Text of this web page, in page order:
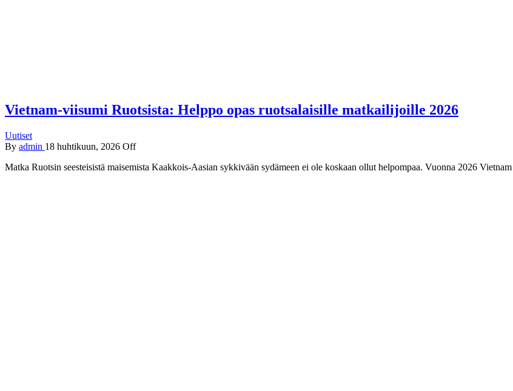
Vietnam-viisumi Ruotsista: Helppo opas ruotsalaisille matkailijoille 2026
Uutiset
By admin 18 huhtikuun, 2026 Off
Matka Ruotsin seesteisistä maisemista Kaakkois-Aasian sykkivään sydämeen ei ole koskaan ollut helpompaa. Vuonna 2026